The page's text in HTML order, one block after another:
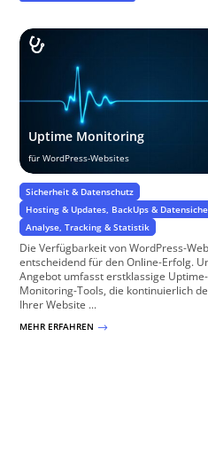
Uptime Monitoring
für WordPress-Websites
Sicherheit & Datenschutz
Hosting & Updates, BackUps &
Analyse, Tracking & Statistik
Die Verfügbarkeit von WordPress-
entscheidend für den Online-Erfolg.
Angebot umfasst erstklassige Uptime-
Monitoring-Tools, die kontinuierlich
Ihrer Website ...
MEHR ERFAHREN $